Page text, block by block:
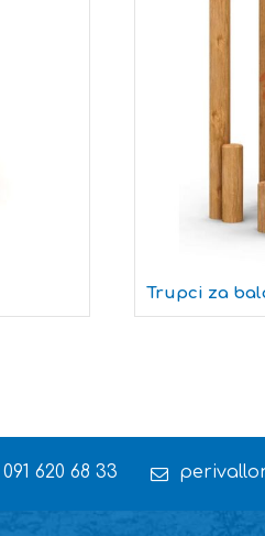
Trupci za
091 620 68 33